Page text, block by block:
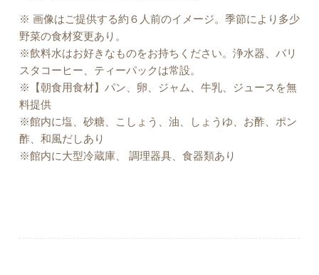
※ 画像はご提供する約６人前のイメージ。季節により多少
野菜の食材変更あり。
※飲料水はお好きなものをお持ちください。浄水器、バリ
スタコーヒー、ティーパックは常設。
※【朝食用食材】パン、卵、ジャム、牛乳、ジュースを無
料提供
※館内に塩、砂糖、こしょう、油、しょうゆ、お酢、ポン
酢、和風だしあり
※館内に大型冷蔵庫、 調理器具、食器類あり